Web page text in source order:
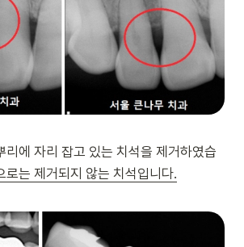
리에 자리 잡고 있는 치석을 제거하였습
로는 제거되지 않는 치석입니다.